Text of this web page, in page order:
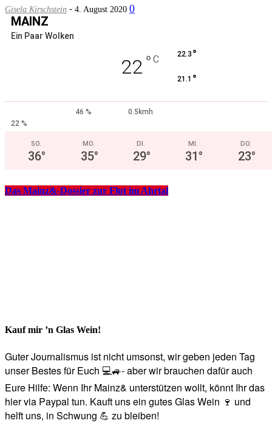
Gisela Kirschstein - 4. August 2020 0
MAINZ
Ein Paar Wolken
22 ° C 22.3 °
21.1 °
46 %
0.5kmh
22 %
SO.
36°
MO.
35°
DI.
29°
MI.
31°
DO.
23°
Das Mainz&-Dossier zur Flut im Ahrtal
Kauf mir ’n Glas Wein!
Guter Journalismus ist nicht umsonst, wir geben jeden Tag
unser Bestes für Euch 💻🚙- aber wir brauchen dafür auch
Eure Hilfe: Wenn Ihr Mainz& unterstützen wollt, könnt Ihr das
hier via Paypal tun. Kauft uns ein gutes Glas Wein 🍷 und
helft uns, in Schwung 💪 zu bleiben!